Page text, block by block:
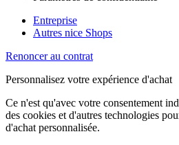
Entreprise
Autres nice Shops
Renoncer au contrat
Personnalisez votre expérience d'achat
Ce n'est qu'avec votre consentement
des cookies et d'autres technologies
d'achat personnalisée.